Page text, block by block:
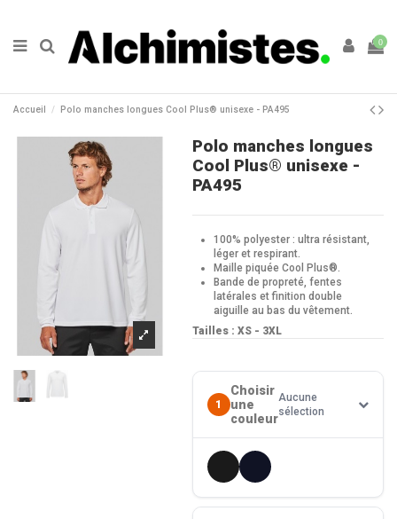
0
Accueil Polo manches longues Cool Plus® unisexe - PA495
Polo manches longues
Cool Plus® unisexe -
PA495
100% polyester : ultra résistant,
léger et respirant.
Maille piquée Cool Plus®.
Bande de propreté, fentes
latérales et finition double
aiguille au bas du vêtement.
Tailles : XS - 3XL
1
Choisir
une
couleur
Aucune
sélection